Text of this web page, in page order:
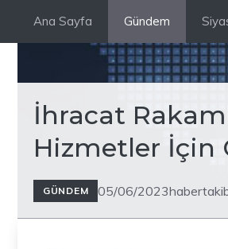
Ana Sayfa Gündem
İhracat
Hizmetler İçin
GÜNDEM 05/06/2023